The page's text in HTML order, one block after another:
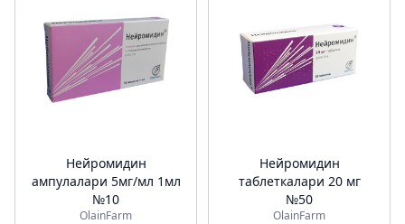
Нейромидин
ампулалари 5мг/мл 1мл
№10
OlainFarm
Нейромидин
таблеткалари 20 мг
№50
OlainFarm